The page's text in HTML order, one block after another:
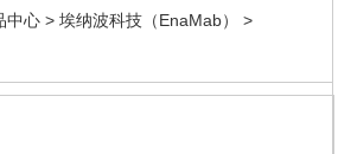
中心 >埃纳波科技（EnaMab）
>